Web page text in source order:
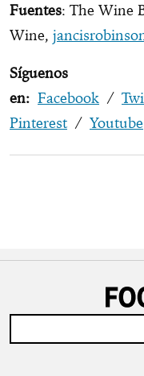
Fuentes: The Wine
Wine,
Síguenos
en: Facebook /
Pinterest / Youtube